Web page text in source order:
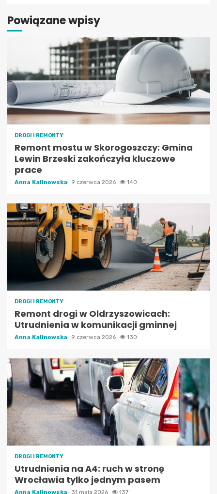
Powiązane wpisy
DROGI I REMONTY
Remont mostu w Skorogoszczy: Gmina
Lewin Brzeski zakończyła kluczowe
prace
Anna Kalinowska 9 czerwca 2026 140
DROGI I REMONTY
Remont drogi w Oldrzyszowicach:
Utrudnienia w komunikacji gminnej
Anna Kalinowska 9 czerwca 2026 130
DROGI I REMONTY
Utrudnienia na A4: ruch w stronę
Wrocławia tylko jednym pasem
Anna Kalinowska 31 maja 2026 137